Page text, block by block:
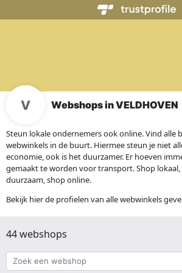
Webshops in VELDHOVEN
Steun lokale ondernemers ook online. Vind alle
webwinkels in de buurt. Hiermee steun je niet
economie, ook is het duurzamer. Er hoeven
gemaakt te worden voor transport. Shop
duurzaam, shop online.
Bekijk hier de profielen van alle webwinkels
44 webshops
Zoek
een